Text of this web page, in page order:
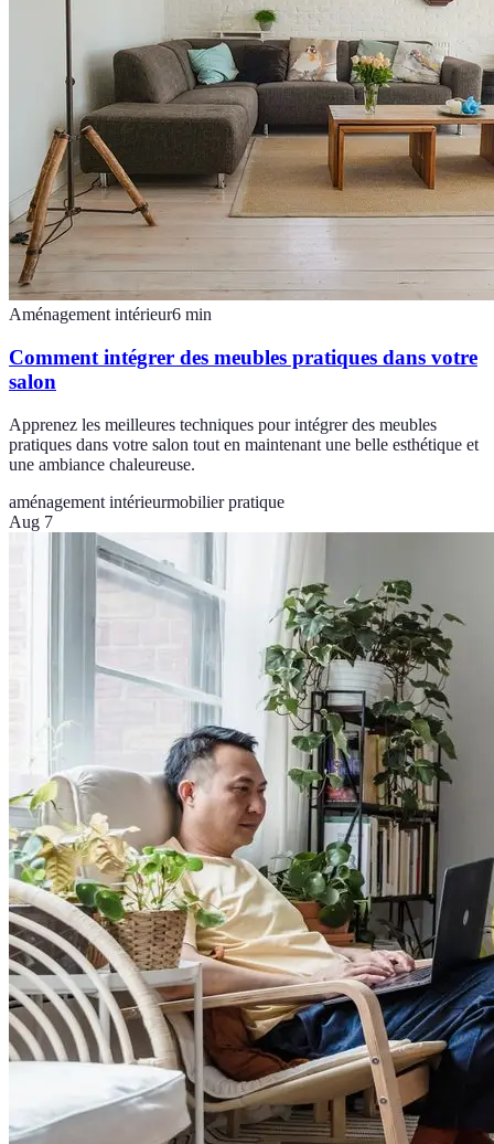
Aménagement intérieur6 min
Comment intégrer des meubles pratiques dans votre
salon
Apprenez les meilleures techniques pour intégrer des meubles
pratiques dans votre salon tout en maintenant une belle esthétique et
une ambiance chaleureuse.
aménagement intérieurmobilier pratique
Aug 7